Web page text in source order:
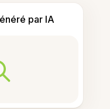
par IA